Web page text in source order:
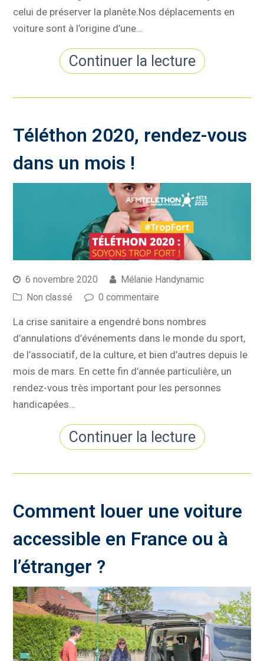
celui de préserver la planète.Nos déplacements en
voiture sont à l’origine d’une…
Continuer la lecture
Téléthon 2020, rendez-vous
dans un mois !
6 novembre 2020
Mélanie Handynamic
Non classé
0 commentaire
La crise sanitaire a engendré bons nombres
d’annulations d’événements dans le monde du sport,
de l’associatif, de la culture, et bien d’autres depuis le
mois de mars. En cette fin d’année particulière, un
rendez-vous très important pour les personnes
handicapées…
Continuer la lecture
Comment louer une voiture
accessible en France ou à
l’étranger ?